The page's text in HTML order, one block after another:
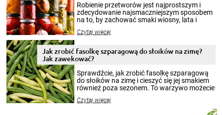
Robienie przetworów jest najprostszym i
zdecydowanie najsmaczniejszym sposobem
na to, by zachować smaki wiosny, lata i
krajobrazów, by cieszyć nimi oko w sezonie
pełni poczuć atmosferę cieplejszych
miesięcy. Przygotowanie słoików ze
patenty, które pozwolą zachować świeżość
przetworów.
Czytaj więcej
Jak zrobić fasolkę szparagową do słoików na zimę?
Jak zawekować?
Sprawdźcie, jak zrobić fasolkę szparagową
do słoików na zimę i cieszyć się jej smakiem
również poza sezonem. To warzywo możecie
nasze propozycje!
Czytaj więcej